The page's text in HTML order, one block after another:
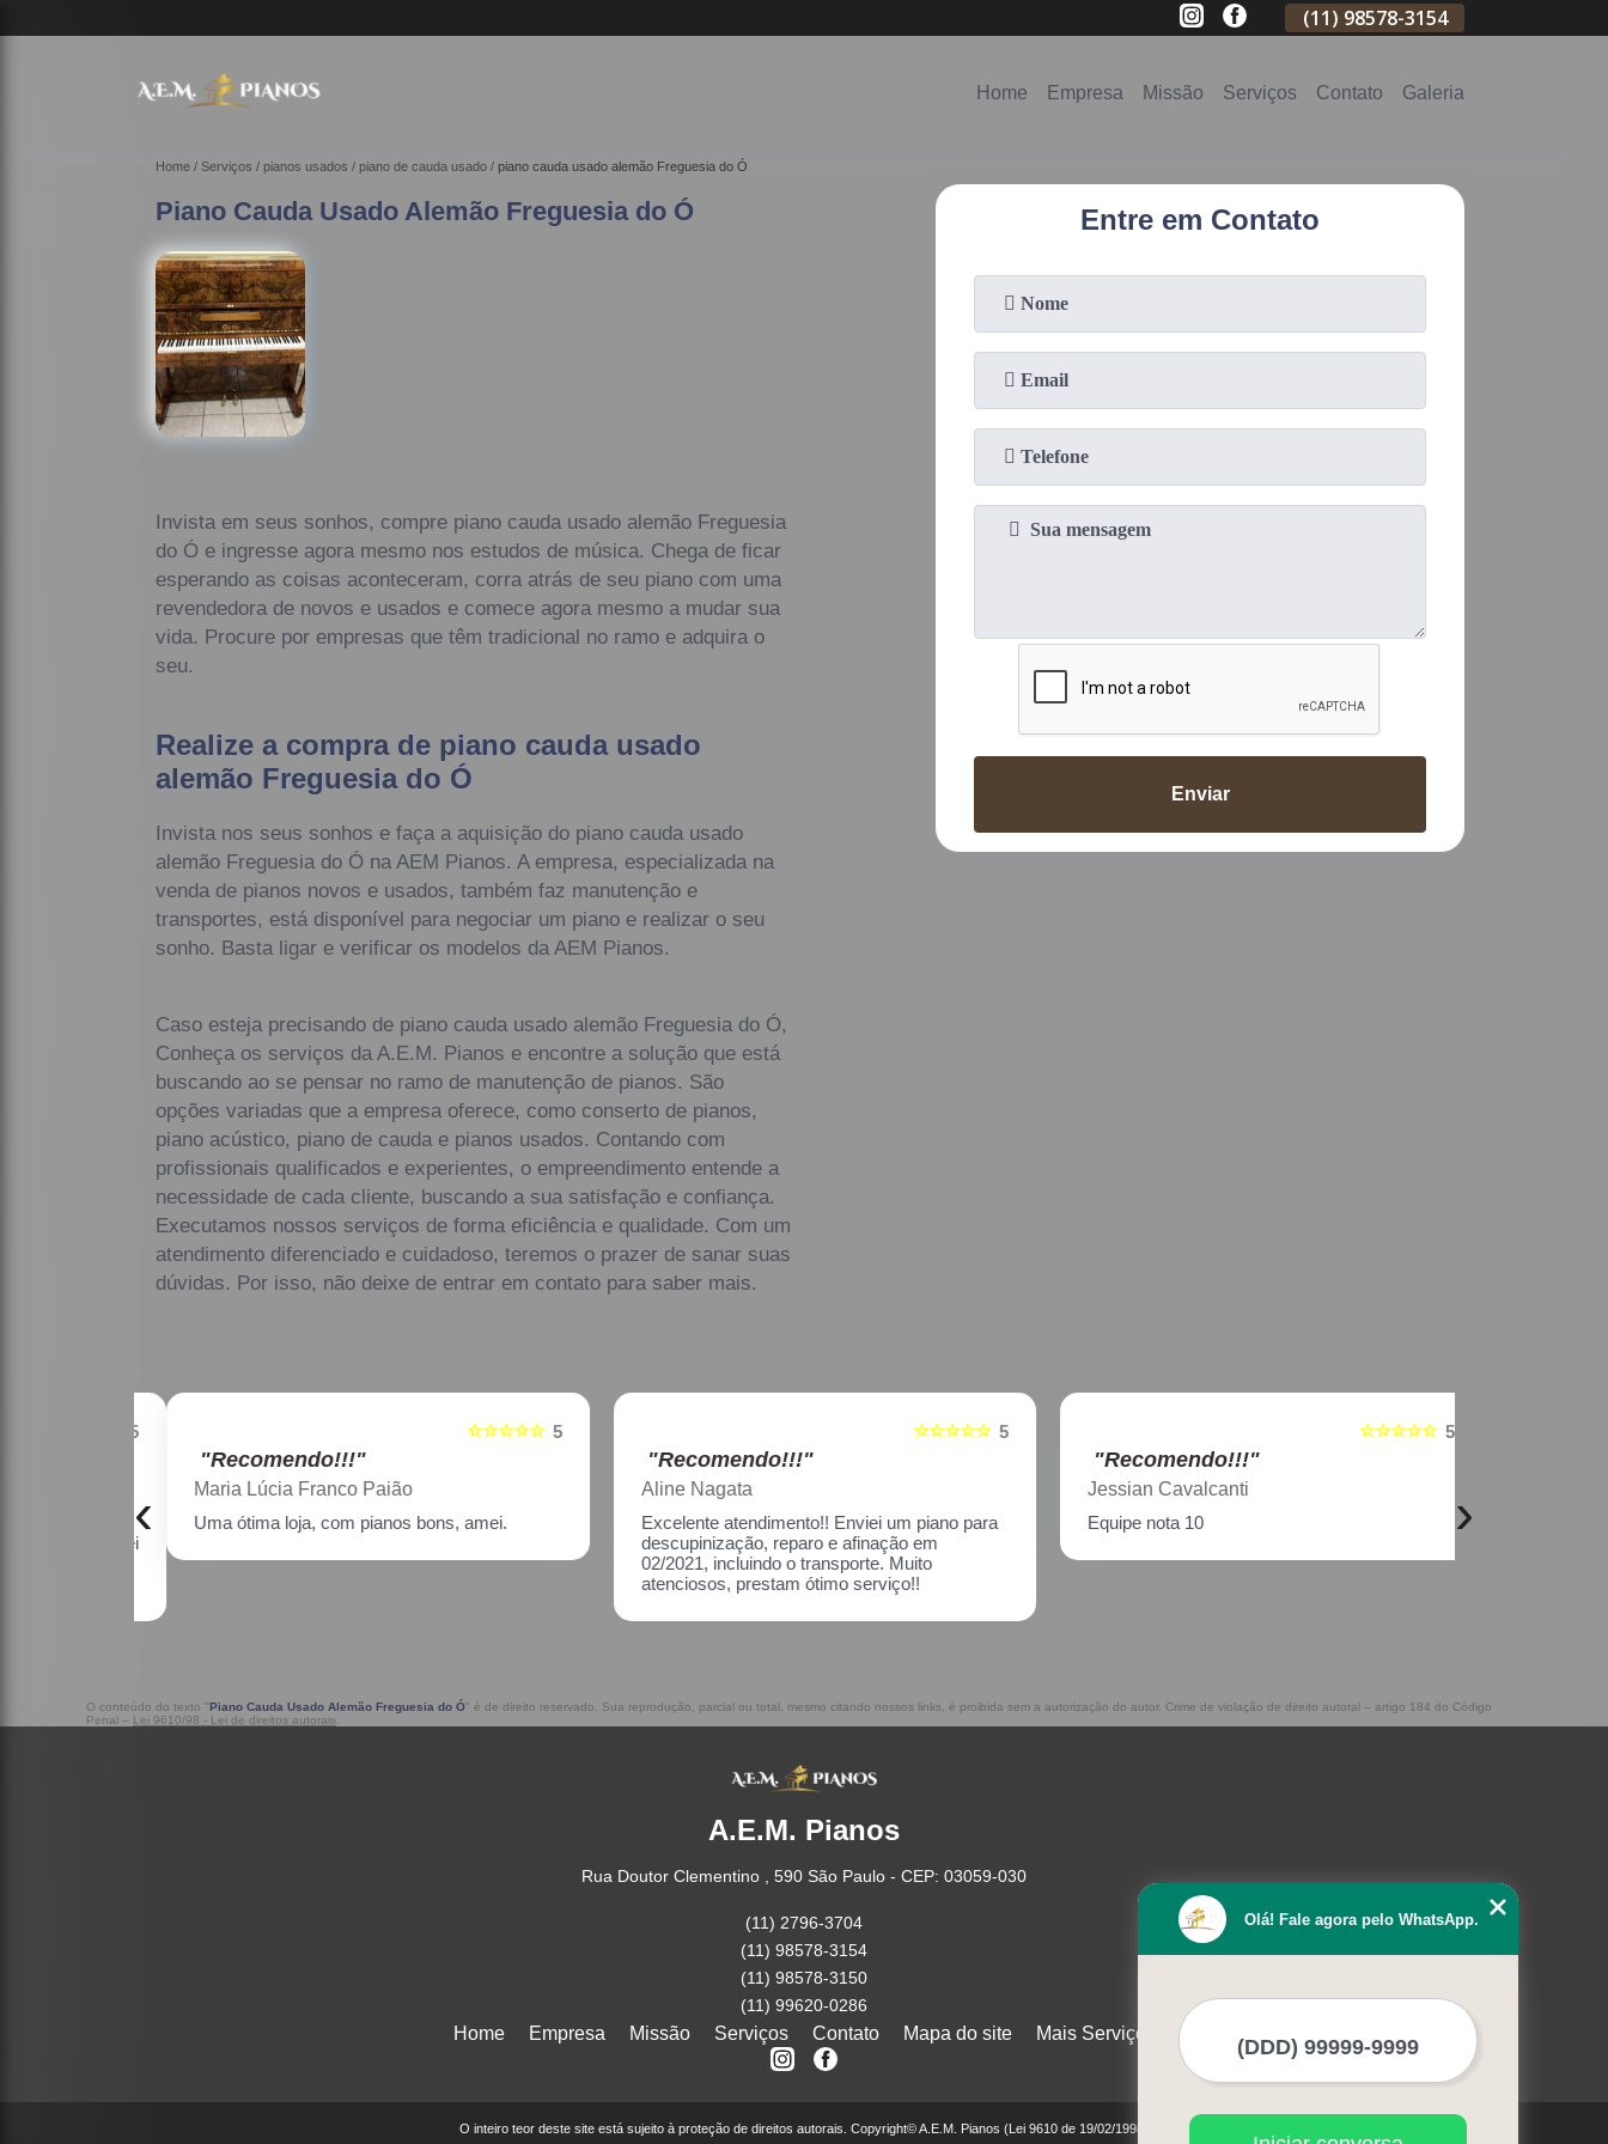
2796-3704 (11) 98578-3154
Home Empresa Missão Serviços Contato Galeria
Home Serviços pianos usados piano de cauda usado piano cauda usado alemão Freguesia do Ó
Piano Cauda Usado Alemão Freguesia do Ó
Invista em seus sonhos, compre piano cauda usado alemão Freguesia
do Ó e ingresse agora mesmo nos estudos de música. Chega de ficar
esperando as coisas aconteceram, corra atrás de seu piano com uma
revendedora de novos e usados e comece agora mesmo a mudar sua
vida. Procure por empresas que têm tradicional no ramo e adquira o
seu.
Realize a compra de piano cauda usado
alemão Freguesia do Ó
Invista nos seus sonhos e faça a aquisição do piano cauda usado
alemão Freguesia do Ó na AEM Pianos. A empresa, especializada na
venda de pianos novos e usados, também faz manutenção e
transportes, está disponível para negociar um piano e realizar o seu
sonho. Basta ligar e verificar os modelos da AEM Pianos.
Caso esteja precisando de piano cauda usado alemão Freguesia do Ó,
Conheça os serviços da A.E.M. Pianos e encontre a solução que está
buscando ao se pensar no ramo de manutenção de pianos. São
opções variadas que a empresa oferece, como conserto de pianos,
piano acústico, piano de cauda e pianos usados. Contando com
profissionais qualificados e experientes, o empreendimento entende a
necessidade de cada cliente, buscando a sua satisfação e confiança.
Executamos nossos serviços de forma eficiência e qualidade. Com um
atendimento diferenciado e cuidadoso, teremos o prazer de sanar suas
dúvidas. Por isso, não deixe de entrar em contato para saber mais.
Entre em Contato
Enviar
5
☆☆☆☆☆
"Recomendo!!!"
Maria Lúcia Franco Paião
Uma ótima loja, com pianos bons, amei.
5
☆☆☆☆☆
"Recomendo!!!"
Aline Nagata
Excelente atendimento!! Enviei um piano para
descupinização, reparo e afinação em
02/2021, incluindo o transporte. Muito
atenciosos, prestam ótimo serviço!!
5
☆☆☆☆☆
"Recomendo!!!"
Jessian Cavalcanti
Equipe nota 10
‹ ›
O conteúdo do texto "Piano Cauda Usado Alemão Freguesia do Ó" é de direito reservado. Sua reprodução, parcial ou total, mesmo citando nossos links, é proibida sem a autorização do autor. Crime de violação de direito autoral – artigo 184 do Código
Penal – Lei 9610/98 - Lei de direitos autorais
A.E.M. Pianos
Rua Doutor Clementino , 590 São Paulo - CEP: 03059-030
(11) 2796-3704
(11) 98578-3154
(11) 98578-3150
(11) 99620-0286
Home Empresa Missão Serviços Contato Mapa do site Mais Serviços
O inteiro teor deste site está sujeito à proteção de direitos autorais. Copyright© A.E.M. Pianos (Lei 9610 de 19/02/1998)
Olá! Fale agora pelo WhatsApp.